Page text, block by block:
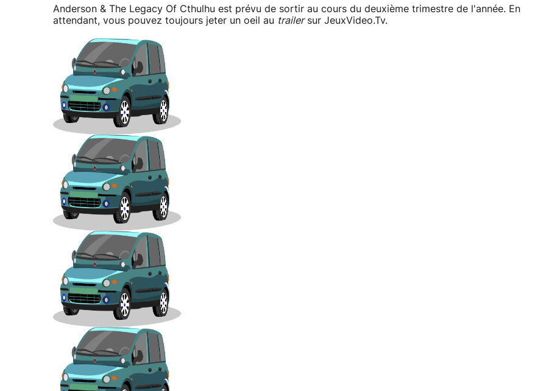
Anderson & The Legacy Of Cthulhu est prévu de sortir au cours du deuxième trimestre de l'année. En
attendant, vous pouvez toujours jeter un oeil au trailersur JeuxVideo.Tv.